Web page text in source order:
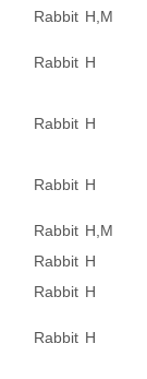
Rabbit H,M
Rabbit H
Rabbit H
Rabbit H
Rabbit H,M
Rabbit H
Rabbit H
Rabbit H